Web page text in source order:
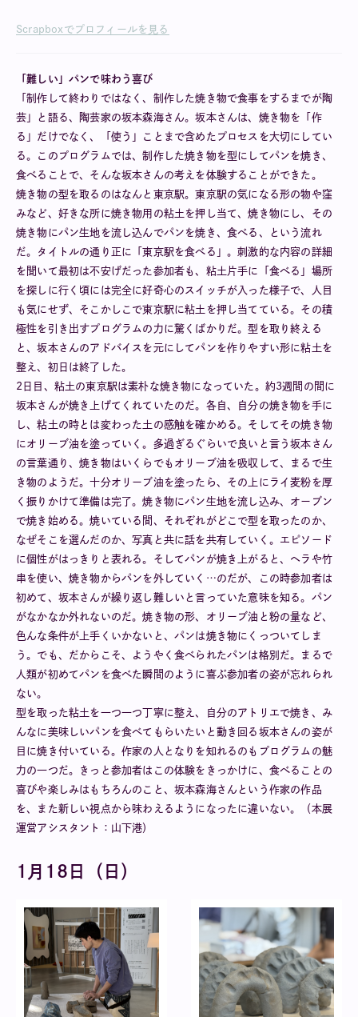
Scrapboxでプロフィールを見る
「難しい」パンで味わう喜び
「制作して終わりではなく、制作した焼き物で食事をするまでが陶
芸」と語る、陶芸家の坂本森海さん。坂本さんは、焼き物を「作
る」だけでなく、「使う」ことまで含めたプロセスを大切にしてい
る。このプログラムでは、制作した焼き物を型にしてパンを焼き、
食べることで、そんな坂本さんの考えを体験することができた。
焼き物の型を取るのはなんと東京駅。東京駅の気になる形の物や窪
みなど、好きな所に焼き物用の粘土を押し当て、焼き物にし、その
焼き物にパン生地を流し込んでパンを焼き、食べる、という流れ
だ。タイトルの通り正に「東京駅を食べる」。刺激的な内容の詳細
を聞いて最初は不安げだった参加者も、粘土片手に「食べる」場所
を探しに行く頃には完全に好奇心のスイッチが入った様子で、人目
も気にせず、そこかしこで東京駅に粘土を押し当てている。その積
極性を引き出すプログラムの力に驚くばかりだ。型を取り終える
と、坂本さんのアドバイスを元にしてパンを作りやすい形に粘土を
整え、初日は終了した。
2日目、粘土の東京駅は素朴な焼き物になっていた。約3週間の間に
坂本さんが焼き上げてくれていたのだ。各自、自分の焼き物を手に
し、粘土の時とは変わった土の感触を確かめる。そしてその焼き物
にオリーブ油を塗っていく。多過ぎるぐらいで良いと言う坂本さん
の言葉通り、焼き物はいくらでもオリーブ油を吸収して、まるで生
き物のようだ。十分オリーブ油を塗ったら、その上にライ麦粉を厚
く振りかけて準備は完了。焼き物にパン生地を流し込み、オーブン
で焼き始める。焼いている間、それぞれがどこで型を取ったのか、
なぜそこを選んだのか、写真と共に話を共有していく。エピソード
に個性がはっきりと表れる。そしてパンが焼き上がると、ヘラや竹
串を使い、焼き物からパンを外していく…のだが、この時参加者は
初めて、坂本さんが繰り返し難しいと言っていた意味を知る。パン
がなかなか外れないのだ。焼き物の形、オリーブ油と粉の量など、
色んな条件が上手くいかないと、パンは焼き物にくっついてしま
う。でも、だからこそ、ようやく食べられたパンは格別だ。まるで
人類が初めてパンを食べた瞬間のように喜ぶ参加者の姿が忘れられ
ない。
型を取った粘土を一つ一つ丁寧に整え、自分のアトリエで焼き、み
んなに美味しいパンを食べてもらいたいと動き回る坂本さんの姿が
目に焼き付いている。作家の人となりを知れるのもプログラムの魅
力の一つだ。きっと参加者はこの体験をきっかけに、食べることの
喜びや楽しみはもちろんのこと、坂本森海さんという作家の作品
を、また新しい視点から味わえるようになったに違いない。（本展
運営アシスタント：山下港）
1月18日（日）